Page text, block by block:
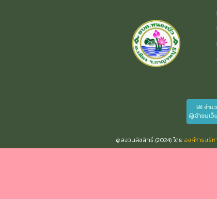
จำน
ผู้เข้าชมเว็
@สงวนลิขสิทธิ์ (2024) โดย องค์การบริ